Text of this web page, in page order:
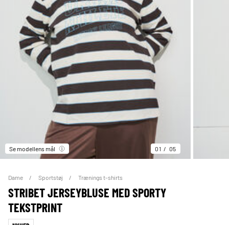
Se modellens mål 01 05
Dame Sportstøj Trænings t-shirts
STRIBET JERSEYBLUSE MED SPORTY
TEKSTPRINT